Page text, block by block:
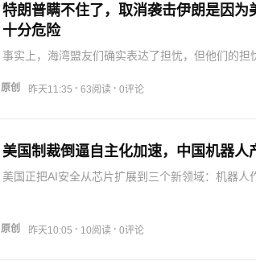
特朗普瞒不住了，取消袭击伊朗是因为
十分危险
事实上，海湾盟友们确实表达了担忧，但他们的担
朗发动全面报复，面临弹药短缺的美军根本无法有
原创 昨天11:35 · 63阅读 · 0评论
美国制裁倒逼自主化加速，中国机器人
美国正把AI安全从芯片扩展到三个新领域：机器人
国产业将在…
原创 昨天10:05 · 10阅读 · 0评论